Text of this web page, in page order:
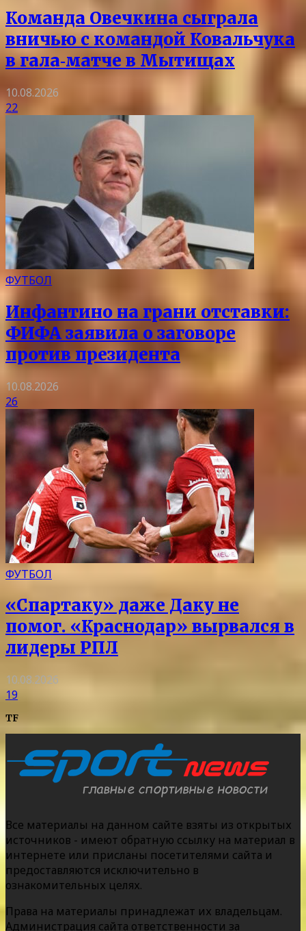
Команда Овечкина сыграла
вничью с командой Ковальчука
в гала‑матче в Мытищах
10.08.2026
22
ФУТБОЛ
Инфантино на грани отставки:
ФИФА заявила о заговоре
против президента
10.08.2026
26
ФУТБОЛ
«Спартаку» даже Даку не
помог. «Краснодар» вырвался в
лидеры РПЛ
10.08.2026
19
TF
Все материалы на данном сайте взяты из открытых
источников - имеют обратную ссылку на материал в
интернете или присланы посетителями сайта и
предоставляются исключительно в
ознакомительных целях.
Права на материалы принадлежат их владельцам.
Администрация сайта ответственности за